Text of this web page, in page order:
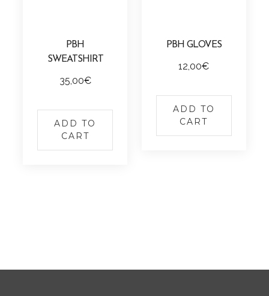
PBH
SWEATSHIRT
35,00€
ADD TO
CART
PBH GLOVES
12,00€
ADD TO
CART